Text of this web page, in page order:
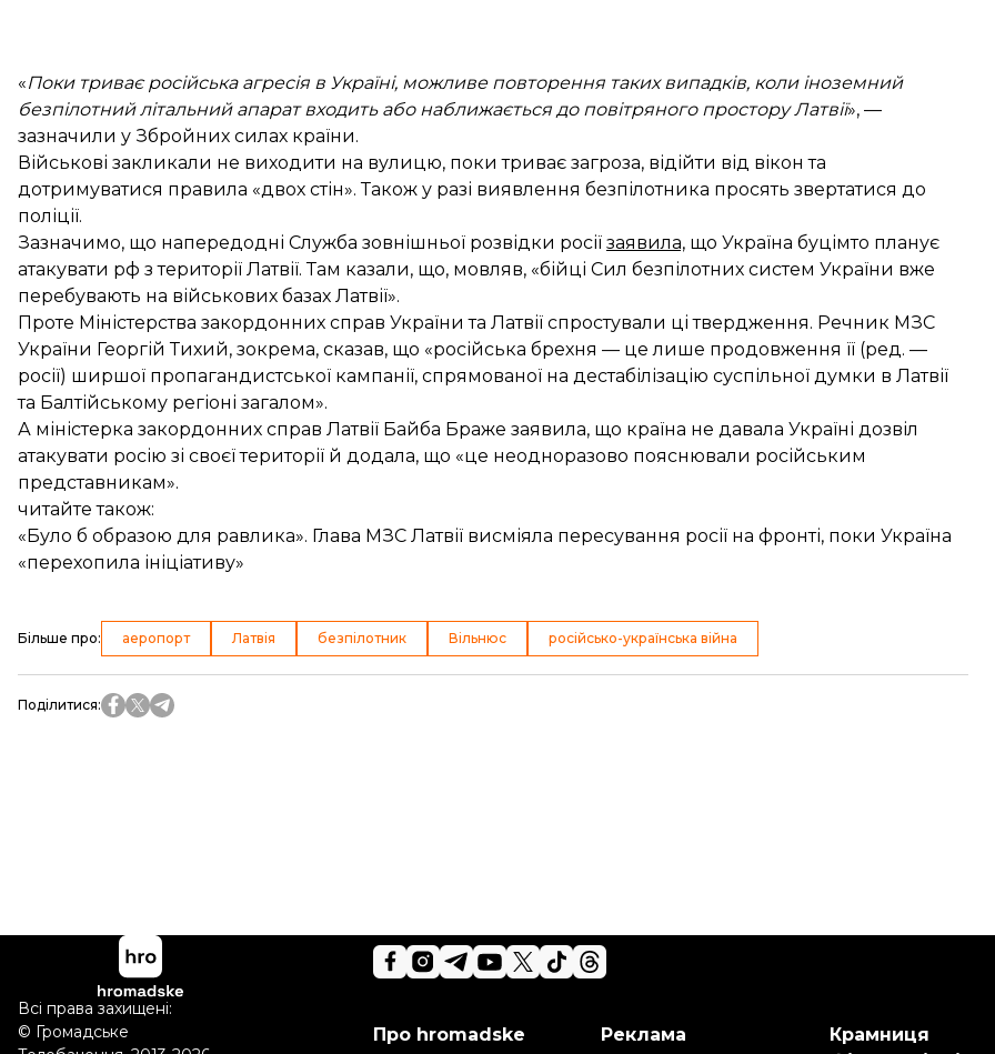
«Поки триває російська агресія в Україні, можливе повторення таких випадків, коли іноземний
безпілотний літальний апарат входить або наближається до повітряного простору Латвії», —
зазначили у Збройних силах країни.
Військові закликали не виходити на вулицю, поки триває загроза, відійти від вікон та
дотримуватися правила «двох стін». Також у разі виявлення безпілотника просять звертатися до
поліції.
Зазначимо, що напередодні Служба зовнішньої розвідки росії заявила, що Україна буцімто планує
атакувати рф з території Латвії. Там казали, що, мовляв, «бійці Сил безпілотних систем України вже
перебувають на військових базах Латвії».
Проте Міністерства закордонних справ України та Латвії спростували ці твердження. Речник МЗС
України Георгій Тихий, зокрема, сказав, що «російська брехня — це лише продовження її (ред. —
росії) ширшої пропагандистської кампанії, спрямованої на дестабілізацію суспільної думки в Латвії
та Балтійському регіоні загалом».
А міністерка закордонних справ Латвії Байба Браже заявила, що країна не давала Україні дозвіл
атакувати росію зі своєї території й додала, що «це неодноразово пояснювали російським
представникам».
читайте також:
«Було б образою для равлика». Глава МЗС Латвії висміяла пересування росії на фронті, поки Україна
«перехопила ініціативу»
Більше про: аеропорт Латвія безпілотник Вільнюс російсько-українська війна
Поділитися:
Про hromadske
Реклама
Крамниця
Всі права захищені:
© Громадське